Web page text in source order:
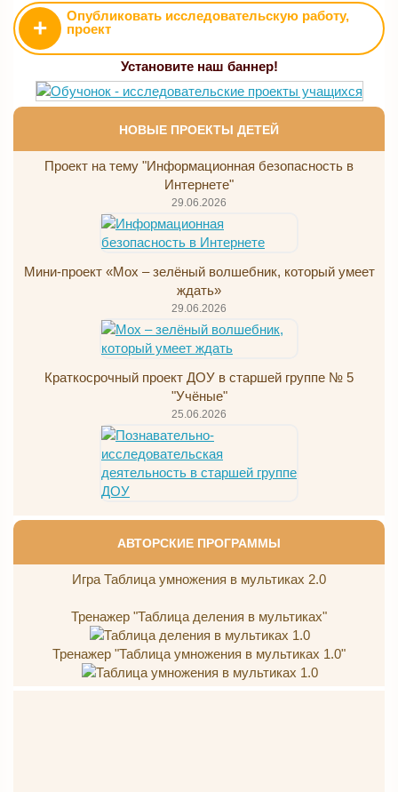
+
Опубликовать исследовательскую работу,
проект
Установите наш баннер!
НОВЫЕ ПРОЕКТЫ ДЕТЕЙ
Проект на тему "Информационная безопасность в
Интернете"
29.06.2026
Мини-проект «Мох – зелёный волшебник, который умеет
ждать»
29.06.2026
Краткосрочный проект ДОУ в старшей группе № 5
"Учёные"
25.06.2026
АВТОРСКИЕ ПРОГРАММЫ
Игра Таблица умножения в мультиках 2.0
Тренажер "Таблица деления в мультиках"
Тренажер "Таблица умножения в мультиках 1.0"